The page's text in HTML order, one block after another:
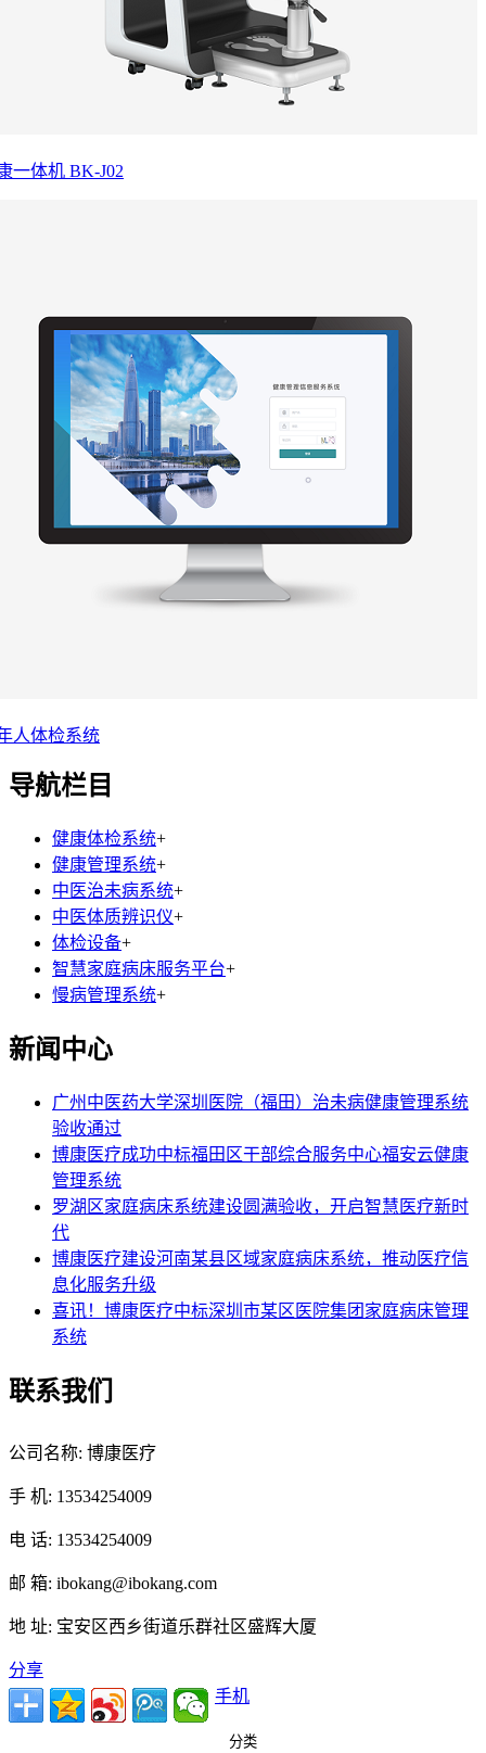
一体机 BK-J02
人体检系统
导航栏目
健康体检系统+
健康管理系统+
中医治未病系统+
中医体质辨识仪+
体检设备+
智慧家庭病床服务平台+
慢病管理系统+
新闻中心
广州中医药大学深圳医院（福田）治未病健康管理系统
验收通过
博康医疗成功中标福田区干部综合服务中心福安云健康
管理系统
罗湖区家庭病床系统建设圆满验收，开启智慧医疗新时
代
博康医疗建设河南某县区域家庭病床系统，推动医疗信
息化服务升级
喜讯！博康医疗中标深圳市某区医院集团家庭病床管理
系统
联系我们
公司名称: 博康医疗
手 机: 13534254009
电 话: 13534254009
邮 箱: ibokang@ibokang.com
地 址: 宝安区西乡街道乐群社区盛辉大厦
分享
手机
分类